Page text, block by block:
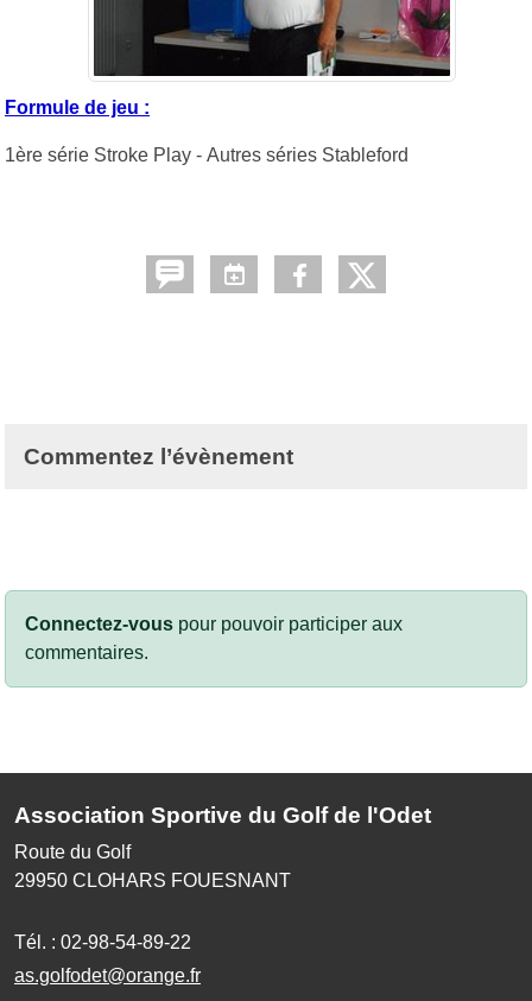
Formule de jeu :
1ère série Stroke Play - Autres séries Stableford
Commentez l’évènement
Connectez-vous pour pouvoir participer aux
commentaires.
Association Sportive du Golf de l'Odet
Route du Golf
29950 CLOHARS FOUESNANT
Tél. : 02-98-54-89-22
as.golfodet@orange.fr